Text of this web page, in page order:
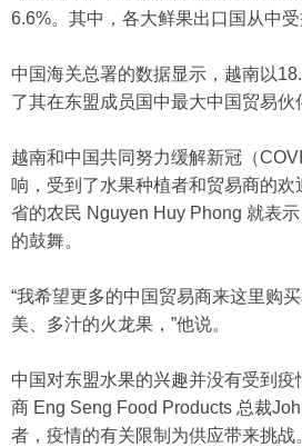
6.6%。其中，各大鲜果出口国从中受
中国海关总署的数据显示，越南以
了其在东盟成员国中最大中国贸易伙
越南和中国共同努力缓解新冠（
响，受到了水果种植者和贸易商的
省的农民 Nguyen Huy Phong 就表
的鼓舞。
“我希望更多的中国贸易商来这里购
美、多汁的火龙果，”他说。
中国对东盟水果的兴趣并没有受到疫
商 Eng Seng Food Products 总裁
者，疫情的有关限制为供应带来挑战